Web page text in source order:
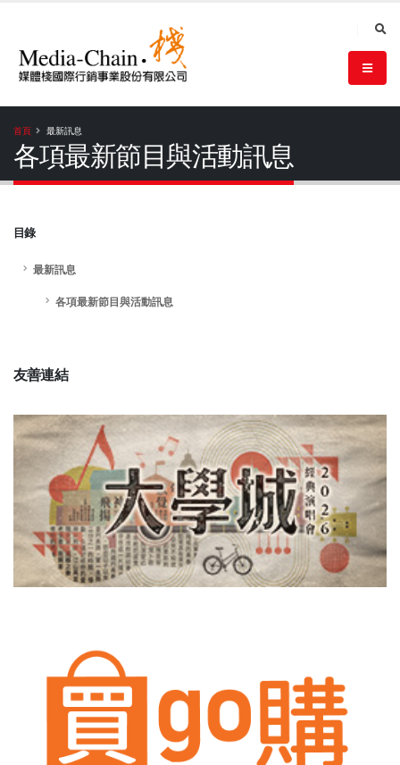
首頁 最新訊息
各項最新節目與活動訊息
目錄
最新訊息
各項最新節目與活動訊息
友善連結